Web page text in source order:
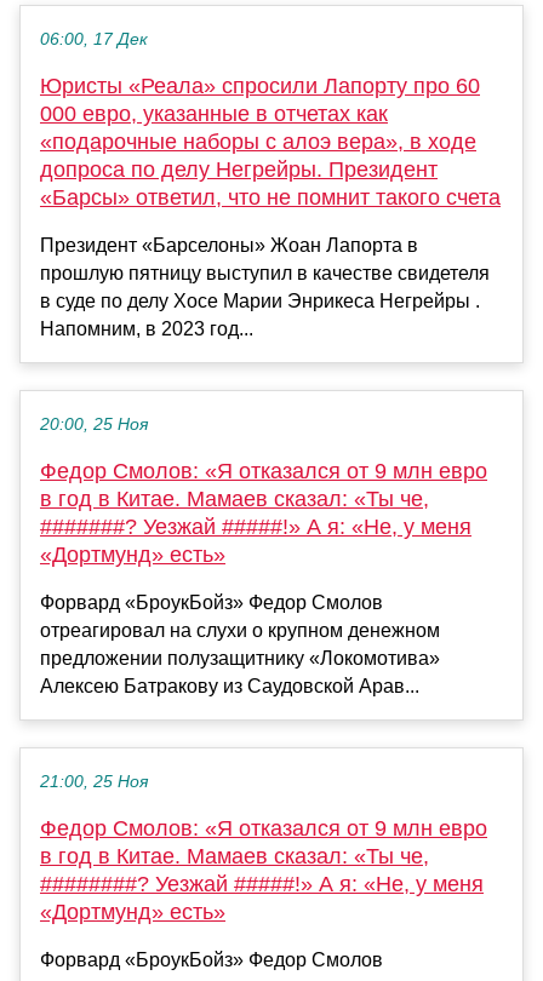
06:00, 17 Дек
Юристы «Реала» спросили Лапорту про 60
000 евро, указанные в отчетах как
«подарочные наборы с алоэ вера», в ходе
допроса по делу Негрейры. Президент
«Барсы» ответил, что не помнит такого счета
Президент «Барселоны» Жоан Лапорта в
прошлую пятницу выступил в качестве свидетеля
в суде по делу Хосе Марии Энрикеса Негрейры .
Напомним, в 2023 год...
20:00, 25 Ноя
Федор Смолов: «Я отказался от 9 млн евро
в год в Китае. Мамаев сказал: «Ты че,
#######? Уезжай #####!» А я: «Не, у меня
«Дортмунд» есть»
Форвард «БроукБойз» Федор Смолов
отреагировал на слухи о крупном денежном
предложении полузащитнику «Локомотива»
Алексею Батракову из Саудовской Арав...
21:00, 25 Ноя
Федор Смолов: «Я отказался от 9 млн евро
в год в Китае. Мамаев сказал: «Ты че,
########? Уезжай #####!» А я: «Не, у меня
«Дортмунд» есть»
Форвард «БроукБойз» Федор Смолов